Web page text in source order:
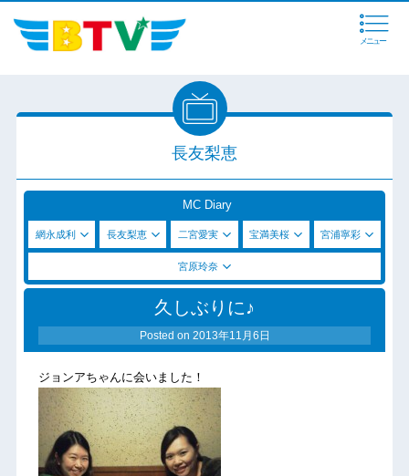
メニュー
長友梨恵
MC Diary
網永成利 長友梨恵 二宮愛実 宝満美桜 宮浦寧彩
宮原玲奈
久しぶりに♪
Posted on 2013年11月6日
ジョンアちゃんに会いました！